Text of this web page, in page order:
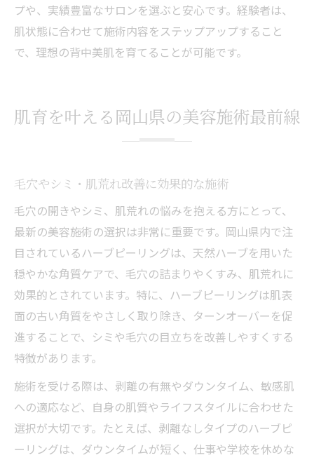
プや、実績豊富なサロンを選ぶと安心です。経験者は、
肌状態に合わせて施術内容をステップアップすること
で、理想の背中美肌を育てることが可能です。
肌育を叶える岡山県の美容施術最前線
毛穴やシミ・肌荒れ改善に効果的な施術
毛穴の開きやシミ、肌荒れの悩みを抱える方にとって、
最新の美容施術の選択は非常に重要です。岡山県内で注
目されているハーブピーリングは、天然ハーブを用いた
穏やかな角質ケアで、毛穴の詰まりやくすみ、肌荒れに
効果的とされています。特に、ハーブピーリングは肌表
面の古い角質をやさしく取り除き、ターンオーバーを促
進することで、シミや毛穴の目立ちを改善しやすくする
特徴があります。
施術を受ける際は、剥離の有無やダウンタイム、敏感肌
への適応など、自身の肌質やライフスタイルに合わせた
選択が大切です。たとえば、剥離なしタイプのハーブピ
ーリングは、ダウンタイムが短く、仕事や学校を休めな